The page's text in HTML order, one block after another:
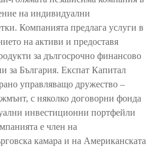
на индивидуални
Компанията предлага услуги в
на активи и предоставя
за дългосрочно финансово
за България. Експат Капитал
управляващо дружество –
с няколко договорни фонда
инвестиционни портфейли
е член на
камара и на Американската